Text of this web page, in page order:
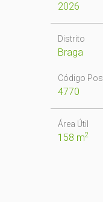
2026
Distrito
Braga
Código
4770
Área Útil
158 m2